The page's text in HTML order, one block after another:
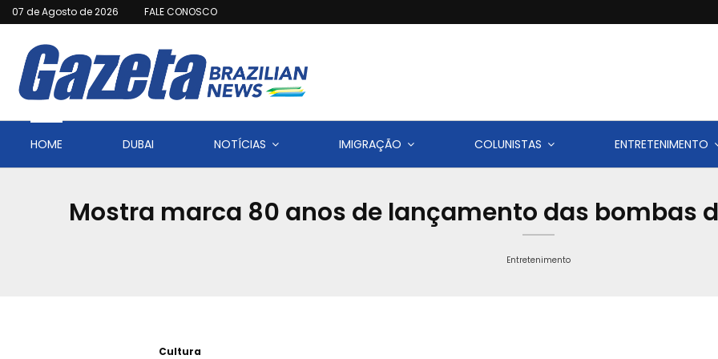
07 de Agosto de 2026 FALE CONOSCO
HOME DUBAI NOTÍCIAS IMIGRAÇÃO COLUNISTAS ENTRETENIMENTO
Mostra marca 80 anos de lançamento das bombas
Entretenimento
Cultura